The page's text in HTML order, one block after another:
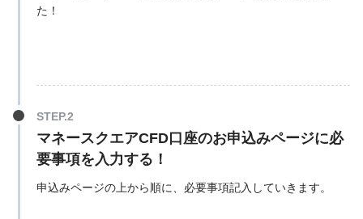
た！
マネースクエアCFD口座のお申込みページに必
要事項を入力する！
申込みページの上から順に、必要事項記入していきます。